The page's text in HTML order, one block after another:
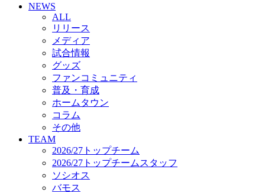
ボランティアチーム「volundeer」
ビクトリーロード
HOMEGAME
観戦ルール＆マナー
ホームゲーム運営管理規定
Jリーグ運営管理規定
写真・動画使用ガイドライン
ロートフィールド奈良
SCHEDULE
2026/27
練習見学時のファンサービスについて
TICKET
奈良クラブ明治安田J3リーグ2026/27シーズン試
合観戦チケット
奈良クラブ明治安田Ｊ3リーグ 2026/27シーズン
「鹿パス」
NEWS
ALL
リリース
メディア
試合情報
グッズ
ファンコミュニティ
普及・育成
ホームタウン
コラム
その他
TEAM
2026/27トップチーム
2026/27トップチームスタッフ
ソシオス
バモス